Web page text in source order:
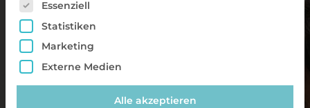
Essenziell
Statistiken
Marketing
Externe Medien
Alle akzeptieren